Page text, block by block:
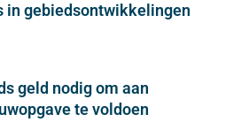
in gebiedsontwikkelingen
geld nodig om aan
te voldoen